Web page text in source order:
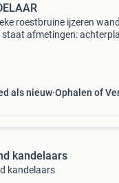
roestbruine ijzeren
staat afmetingen:
als nieuw Ophalen of
kandelaars
kandelaars